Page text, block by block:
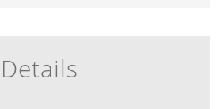
Details